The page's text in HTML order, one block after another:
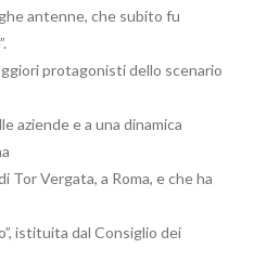
antenne, che subito fu
protagonisti dello scenario
aziende e a una dinamica
Tor Vergata, a Roma, e che ha
istituita dal Consiglio dei